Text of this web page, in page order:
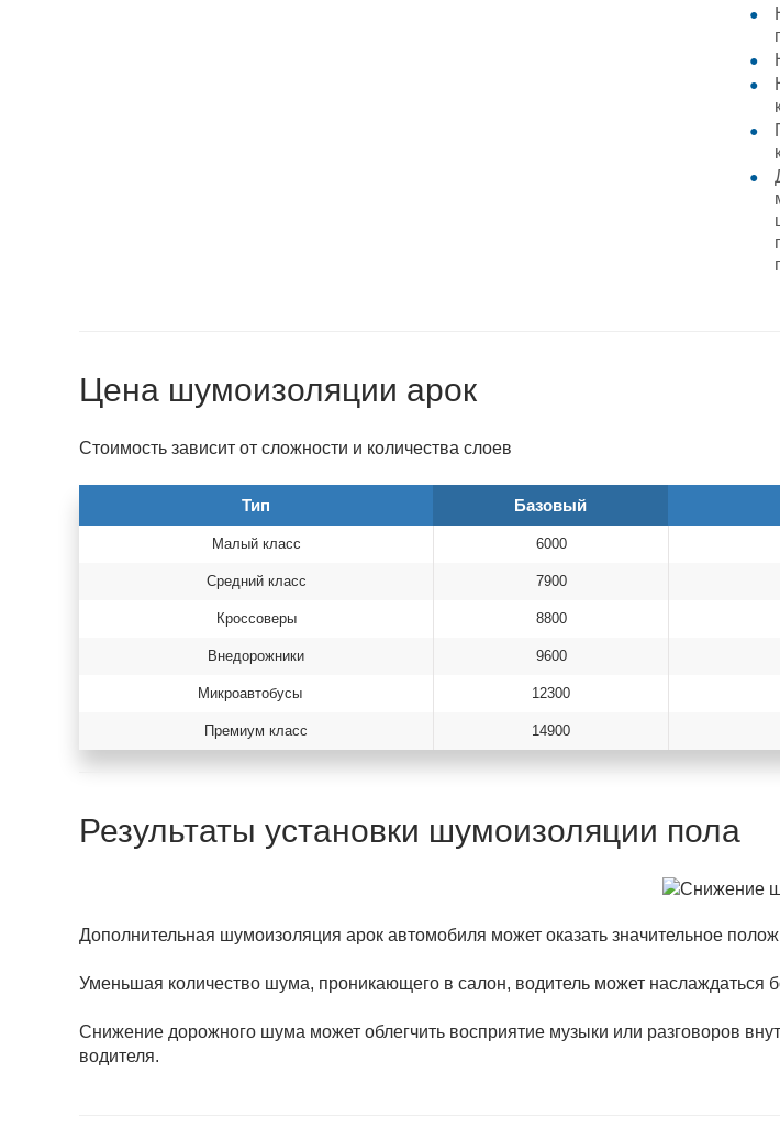
Цена шумоизоляции арок
Стоимость зависит от сложности и количества слоев
Тип Базовый
Малый класс 6000
Средний класс 7900
Кроссоверы 8800
Внедорожники 9600
Микроавтобусы 12300
Премиум класс 14900
Результаты установки шумоизоляции пола
Дополнительная шумоизоляция арок автомобиля может оказать значительное
Уменьшая количество шума, проникающего в салон, водитель может наслаждаться
Снижение дорожного шума может облегчить восприятие музыки или разговоров
водителя.